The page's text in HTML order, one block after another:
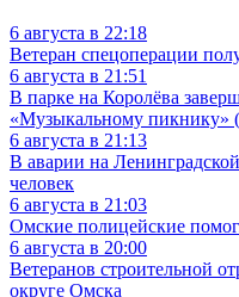
6 августа в 22:18
Ветеран спецоперации
6 августа в 21:51
В парке на Королёва
«Музыкальному пикнику»
6 августа в 21:13
В аварии на
человек
6 августа в 21:03
Омские полицейские
6 августа в 20:00
Ветеранов строительной
округе Омска